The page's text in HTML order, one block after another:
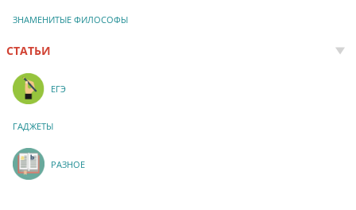
ЗНАМЕНИТЫЕ ФИЛОСОФЫ
СТАТЬИ
ЕГЭ
ГАДЖЕТЫ
РАЗНОЕ